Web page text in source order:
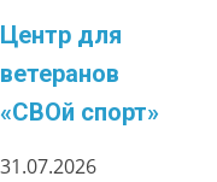
Центр для
ветеранов
«СВОй спорт»
31.07.2026